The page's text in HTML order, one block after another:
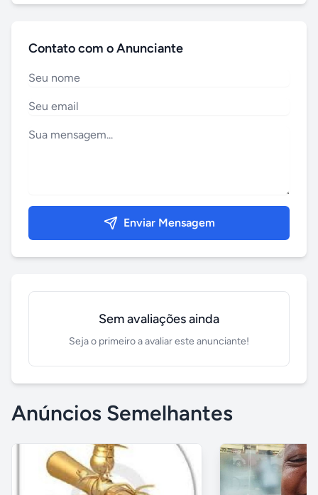
Contato com o Anunciante
Enviar Mensagem
Sem avaliações ainda
Seja o primeiro a avaliar este anunciante!
Anúncios Semelhantes